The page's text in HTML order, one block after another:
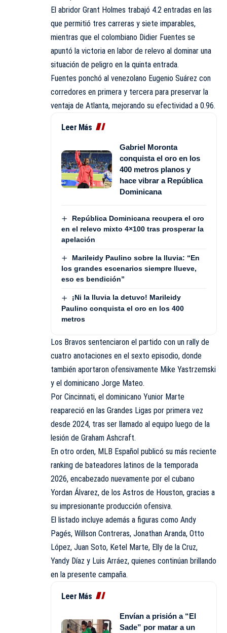
El abridor Grant Holmes trabajó 4.2 entradas en las
que permitió tres carreras y siete imparables,
mientras que el colombiano Didier Fuentes se
apuntó la victoria en labor de relevo al dominar una
situación de peligro en la quinta entrada.
Fuentes ponchó al venezolano Eugenio Suárez con
corredores en primera y tercera para preservar la
ventaja de Atlanta, mejorando su efectividad a 0.96.
Leer Más
Gabriel Moronta
conquista el oro en los
400 metros planos y
hace vibrar a República
Dominicana
República Dominicana recupera el oro
en el relevo mixto 4×100 tras prosperar la
apelación
Marileidy Paulino sobre la lluvia: “En
los grandes escenarios siempre llueve,
eso es bendición”
¡Ni la lluvia la detuvo! Marileidy
Paulino conquista el oro en los 400
metros
Los Bravos sentenciaron el partido con un rally de
cuatro anotaciones en el sexto episodio, donde
también aportaron ofensivamente Mike Yastrzemski
y el dominicano Jorge Mateo.
Por Cincinnati, el dominicano Yunior Marte
reapareció en las Grandes Ligas por primera vez
desde 2024, tras ser llamado al equipo luego de la
lesión de Graham Ashcraft.
En otro orden, MLB Español publicó su más reciente
ranking de bateadores latinos de la temporada
2026, encabezado nuevamente por el cubano
Yordan Álvarez, de los Astros de Houston, gracias a
su impresionante producción ofensiva.
El listado incluye además a figuras como Andy
Pagés, Willson Contreras, Jonathan Aranda, Otto
López, Juan Soto, Ketel Marte, Elly de la Cruz,
Yandy Díaz y Luis Arráez, quienes continúan brillando
en la presente campaña.
Leer Más
Envían a prisión a “El
Sade” por matar a un